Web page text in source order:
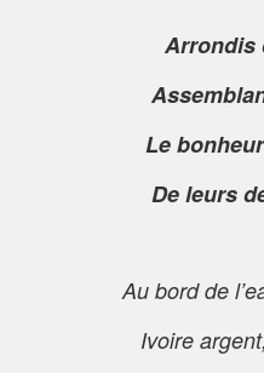
Arrondis
Le
De leurs
Au bord de
Ivoire